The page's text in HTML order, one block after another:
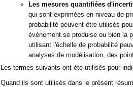
Les mesures quantifiées
qui sont exprimées en niveau de
probabilité peuvent être utilisés
événement se produise ou bien la
utilisant l'échelle de probabilité
analyses de modélisation, des
Les termes suivants ont été utilisés pour
Quand ils sont utilisés dans le présent